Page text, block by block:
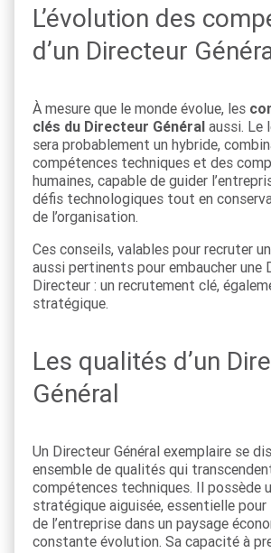
L’évolution des
d’un Directeur
À mesure que le monde évolue, les
clés du Directeur Général aussi. Le
sera probablement un hybride,
compétences techniques et des
humaines, capable de guider
défis technologiques tout en
de l’organisation.
Ces conseils, valables pour recruter
aussi pertinents pour embaucher une
Directeur : un recrutement clé,
stratégique.
Les qualités d’un
Général
Un Directeur Général exemplaire se
ensemble de qualités qui
compétences techniques. Il possède
stratégique aiguisée, essentielle pour
de l’entreprise dans un paysage
constante évolution. Sa capacité à